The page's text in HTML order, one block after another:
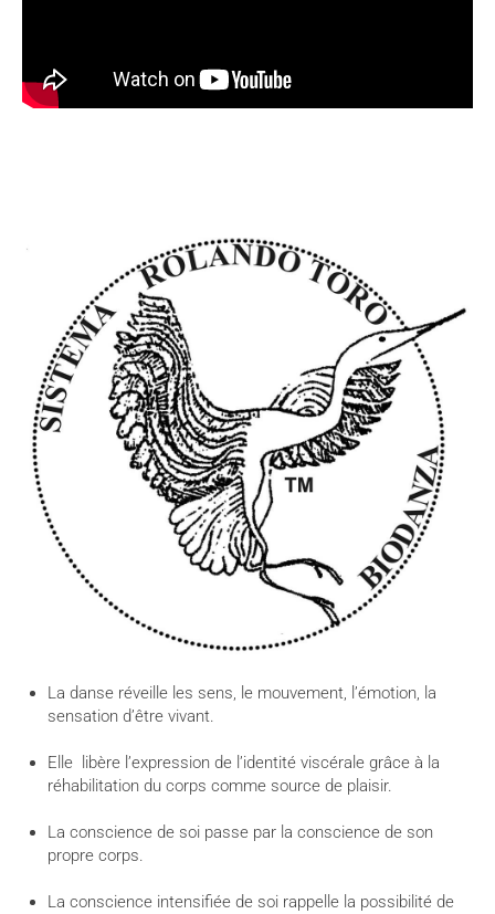
CONTACT
La danse réveille les sens, le mouvement, l’émotion, la
sensation d’être vivant.
Elle libère l’expression de l’identité viscérale grâce à la
réhabilitation du corps comme source de plaisir.
La conscience de soi passe par la conscience de son
propre corps.
La conscience intensifiée de soi rappelle la possibilité de